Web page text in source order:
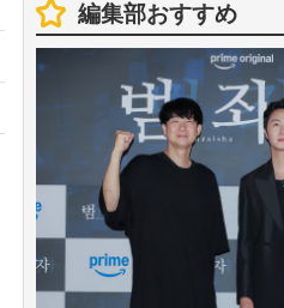
編集部おすすめ